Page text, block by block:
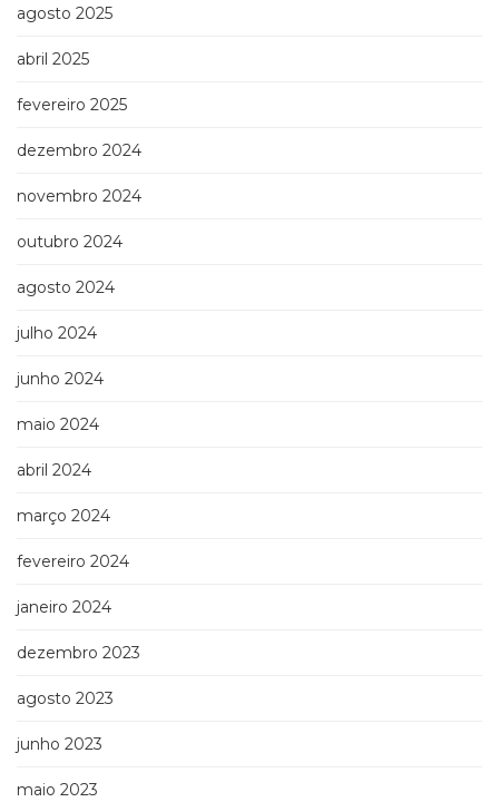
agosto 2025
abril 2025
fevereiro 2025
dezembro 2024
novembro 2024
outubro 2024
agosto 2024
julho 2024
junho 2024
maio 2024
abril 2024
março 2024
fevereiro 2024
janeiro 2024
dezembro 2023
agosto 2023
junho 2023
maio 2023